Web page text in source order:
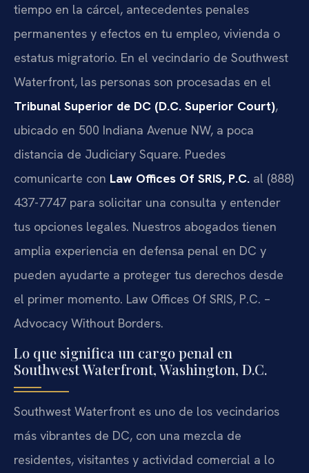
tiempo en la cárcel, antecedentes penales
permanentes y efectos en tu empleo, vivienda o
estatus migratorio. En el vecindario de Southwest
Waterfront, las personas son procesadas en el
Tribunal Superior de DC (D.C. Superior Court),
ubicado en 500 Indiana Avenue NW, a poca
distancia de Judiciary Square. Puedes
comunicarte con Law Offices Of SRIS, P.C. al (888)
437-7747 para solicitar una consulta y entender
tus opciones legales. Nuestros abogados tienen
amplia experiencia en defensa penal en DC y
pueden ayudarte a proteger tus derechos desde
el primer momento. Law Offices Of SRIS, P.C. –
Advocacy Without Borders.
Lo que significa un cargo penal en
Southwest Waterfront, Washington, D.C.
Southwest Waterfront es uno de los vecindarios
más vibrantes de DC, con una mezcla de
residentes, visitantes y actividad comercial a lo